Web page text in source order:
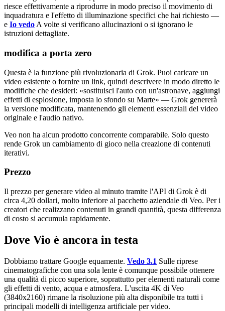
riesce effettivamente a riprodurre in modo preciso il movimento di
inquadratura e l'effetto di illuminazione specifici che hai richiesto —
e Io vedo A volte si verificano allucinazioni o si ignorano le
istruzioni dettagliate.
modifica a porta zero
Questa è la funzione più rivoluzionaria di Grok. Puoi caricare un
video esistente o fornire un link, quindi descrivere in modo diretto le
modifiche che desideri: «sostituisci l'auto con un'astronave, aggiungi
effetti di esplosione, imposta lo sfondo su Marte» — Grok genererà
la versione modificata, mantenendo gli elementi essenziali del video
originale e l'audio nativo.
Veo non ha alcun prodotto concorrente comparabile. Solo questo
rende Grok un cambiamento di gioco nella creazione di contenuti
iterativi.
Prezzo
Il prezzo per generare video al minuto tramite l'API di Grok è di
circa 4,20 dollari, molto inferiore al pacchetto aziendale di Veo. Per i
creatori che realizzano contenuti in grandi quantità, questa differenza
di costo si accumula rapidamente.
Dove Vio è ancora in testa
Dobbiamo trattare Google equamente. Vedo 3.1 Sulle riprese
cinematografiche con una sola lente è comunque possibile ottenere
una qualità di picco superiore, soprattutto per elementi naturali come
gli effetti di vento, acqua e atmosfera. L'uscita 4K di Veo
(3840x2160) rimane la risoluzione più alta disponibile tra tutti i
principali modelli di intelligenza artificiale per video.